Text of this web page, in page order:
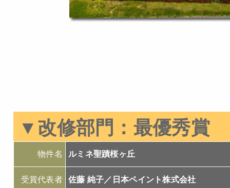
▼改修部門：最優秀賞
物件名 ルミネ聖蹟桜ヶ丘
受賞代表者 佐藤 純子／日本ペイント株式会社